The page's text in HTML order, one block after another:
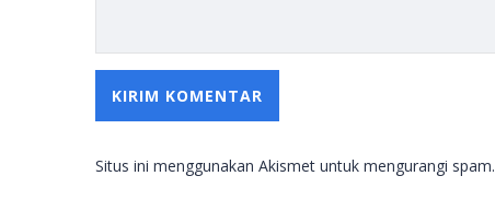
Situs ini menggunakan Akismet untuk mengurangi spam.